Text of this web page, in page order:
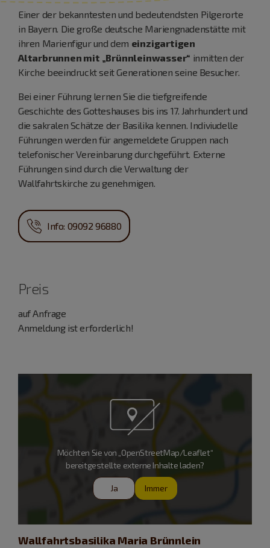
Einer der bekanntesten und bedeutendsten Pilgerorte
in Bayern. Die große deutsche Mariengnadenstätte mit
ihren Marienfigur und dem einzigartigen
Altarbrunnen mit „Brünnleinwasser“ inmitten der
Kirche beeindruckt seit Generationen seine Besucher.
Bei einer Führung lernen Sie die tiefgreifende
Geschichte des Gotteshauses bis ins 17. Jahrhundert und
die sakralen Schätze der Basilika kennen. Indiviudelle
Führungen werden für angemeldete Gruppen nach
telefonischer Vereinbarung durchgeführt. Externe
Führungen sind durch die Verwaltung der
Wallfahrtskirche zu genehmigen.
Info: 09092 96880
Preis
auf Anfrage
Anmeldung ist erforderlich!
Möchten Sie von „OpenStreetMap/Leaflet“
bereitgestellte externe Inhalte laden?
Ja Immer
Wallfahrtsbasilika Maria Brünnlein